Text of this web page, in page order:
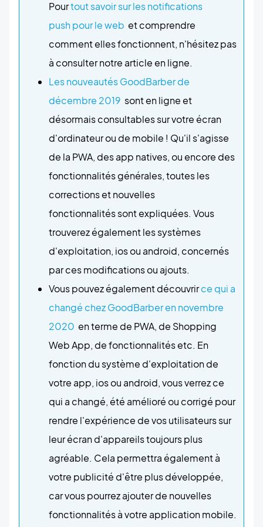
Pourtout savoir sur les notifications
push pour le web et comprendre
comment elles fonctionnent, n'hésitez pas
à consulter notre article en ligne.
Les nouveautés GoodBarber de
décembre 2019 sont en ligne et
désormais consultables sur votre écran
d'ordinateur ou de mobile ! Qu'il s'agisse
de la PWA, des app natives, ou encore des
fonctionnalités générales, toutes les
corrections et nouvelles
fonctionnalités sont expliquées. Vous
trouverez également les systèmes
d'exploitation, ios ou android, concernés
par ces modifications ou ajouts.
Vous pouvez également découvrirce qui a
changé chez GoodBarber en novembre
2020 en terme de PWA, de Shopping
Web App, de fonctionnalités etc. En
fonction du système d'exploitation de
votre app, ios ou android, vous verrez ce
qui a changé, été amélioré ou corrigé pour
rendre l'expérience de vos utilisateurs sur
leur écran d'appareils toujours plus
agréable. Cela permettra également à
votre publicité d'être plus développée,
car vous pourrez ajouter de nouvelles
fonctionnalités à votre application mobile.